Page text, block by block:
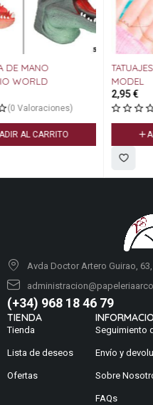
TATUAJES PARA UÑAS TOP
MODEL
(0 Valoraciones)
AÑADIR AL CARRITO
Avda Doctor Artero Guirao,
(+34) 968 18 46 79
TIENDA
Tienda
Lista de deseos
Ofertas
Seguimiento
Envío y
Sobre
FAQs